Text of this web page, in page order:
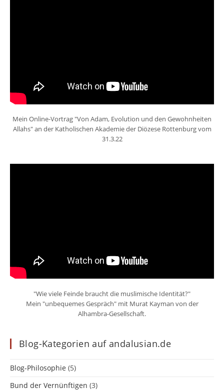
Mein Online-Vortrag "Von Adam, Evolution und den Gewohnheiten
Allahs" an der Katholischen Akademie der Diözese Rottenburg vom
31.3.22
"Wie viele Feinde braucht die muslimische Identität?"
Mein "unbequemes Gespräch" mit Murat Kayman von der
Alhambra-Gesellschaft.
Blog-Kategorien auf andalusian.de
Blog-Philosophie (5)
Bund der Vernünftigen (3)